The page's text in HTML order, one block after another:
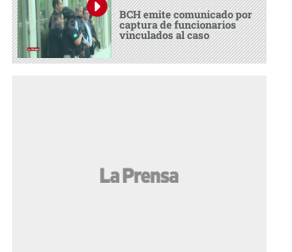
BCH emite comunicado por
captura de funcionarios
vinculados al caso